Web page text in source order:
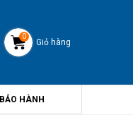
0
Giỏ hàng
BẢO HÀNH